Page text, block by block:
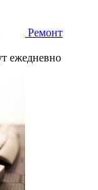
Ремонт
ежедневно